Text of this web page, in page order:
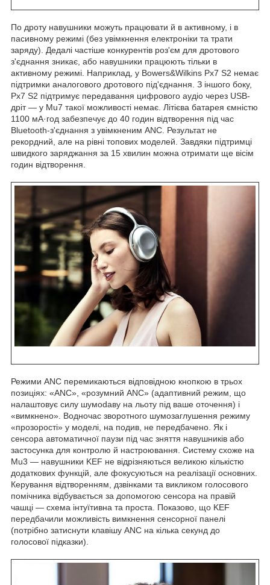
По дроту навушники можуть працювати й в активному, і в
пасивному режимі (без увімкнення електроніки та трати
заряду). Дедалі частіше конкурентів роз'єм для дротового
з'єднання зникає, або навушники працюють тільки в
активному режимі. Наприклад, у Bowers&Wilkins Px7 S2 немає
підтримки аналогового дротового під'єднання. З іншого боку,
Px7 S2 підтримує передавання цифрового аудіо через USB-
дріт — у Mu7 такої можливості немає. Літієва батарея ємністю
1100 мА·год забезпечує до 40 годин відтворення під час
Bluetooth-з'єднання з увімкненим ANC. Результат не
рекордний, але на рівні топових моделей. Завдяки підтримці
швидкого заряджання за 15 хвилин можна отримати ще вісім
годин відтворення.
Режими ANC перемикаються відповідною кнопкою в трьох
позиціях: «ANC», «розумний ANC» (адаптивний режим, що
налаштовує силу шумоdaву на льоту під ваше оточення) і
«вимкнено». Водночас зворотного шумозаглушення режиму
«прозорості» у моделі, на подив, не передбачено. Як і
сенсора автоматичної паузи під час зняття навушників або
застосунка для контролю й настроювання. Систему схоже на
Mu3 — навушники KEF не відрізняються великою кількістю
додаткових функцій, але фокусуються на реалізації основних.
Керування відтворенням, дзвінками та викликом голосового
помічника відбувається за допомогою сенсора на правій
чашці — схема інтуїтивна та проста. Показово, що KEF
передбачили можливість вимкнення сенсорної панелі
(потрібно затиснути клавішу ANC на кілька секунд до
голосової підказки).